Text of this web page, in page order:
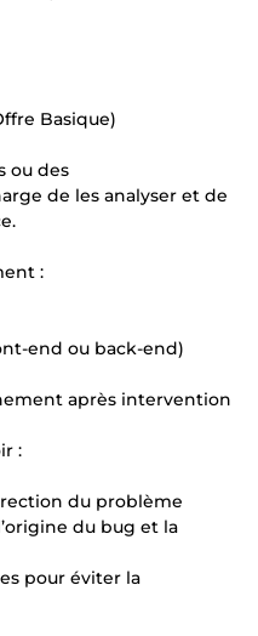
Basique)
ou des
de les analyser et de
:
end ou back-end)
après intervention
:
du problème
du bug et la
pour éviter la